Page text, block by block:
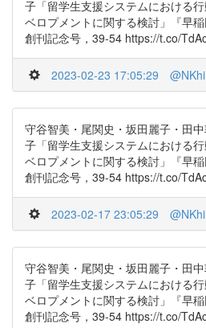
子「留学生支援システムにおける
ベロプメントに関する検討」『早
創刊記念号，39-54 https://t.co/
2023-02-23 17:05:29
守谷智美・尾関史・坂田麗子・田
子「留学生支援システムにおける
ベロプメントに関する検討」『早
創刊記念号，39-54 https://t.co/
2023-02-17 23:05:29
守谷智美・尾関史・坂田麗子・田
子「留学生支援システムにおける
ベロプメントに関する検討」『早
創刊記念号，39-54 https://t.co/